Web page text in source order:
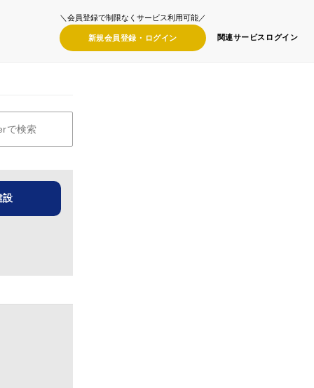
＼会員登録で制限なくサービス利用可能／
新規会員登録・ ログイン 関連サービス ログイン
設